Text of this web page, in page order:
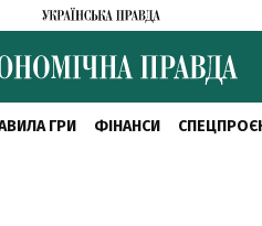
ГРИ ФІНАНСИ